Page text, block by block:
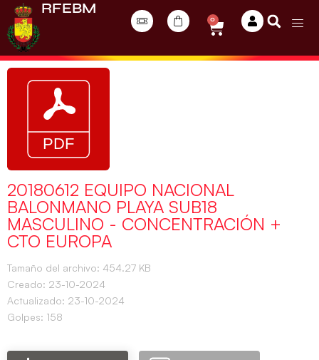
RFEBM
0
20180612 EQUIPO NACIONAL
BALONMANO PLAYA SUB18
MASCULINO - CONCENTRACIÓN +
CTO EUROPA
Tamaño del archivo: 454.27 KB
Creado: 23-10-2024
Actualizado: 23-10-2024
Golpes: 158